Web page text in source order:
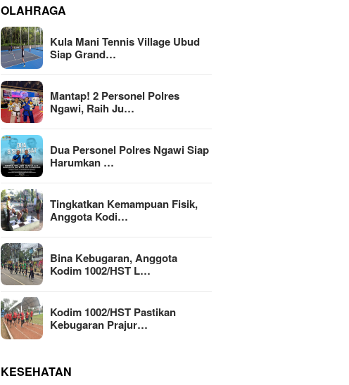
OLAHRAGA
Kula Mani Tennis Village Ubud
Siap Grand…
Mantap! 2 Personel Polres
Ngawi, Raih Ju…
Dua Personel Polres Ngawi Siap
Harumkan …
Tingkatkan Kemampuan Fisik,
Anggota Kodi…
Bina Kebugaran, Anggota
Kodim 1002/HST L…
Kodim 1002/HST Pastikan
Kebugaran Prajur…
KESEHATAN